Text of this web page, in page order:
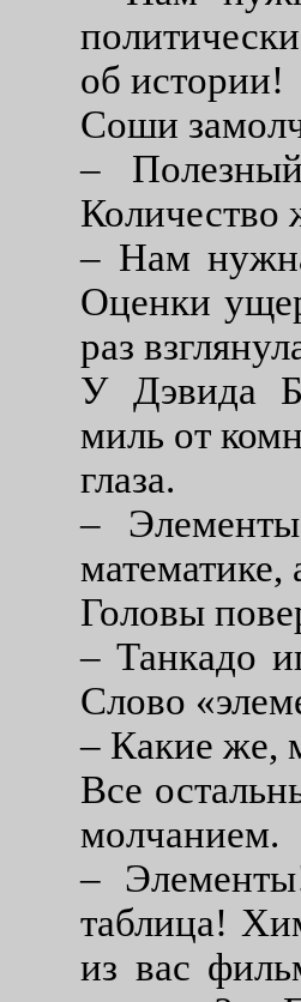
об истории!
Соши
–
Количество
– Нам
Оценки
раз
У Дэвида
миль от
глаза.
–
математике,
Головы
– Танкадо
Слово
– Какие же,
Все
молчанием.
–
таблица!
из вас